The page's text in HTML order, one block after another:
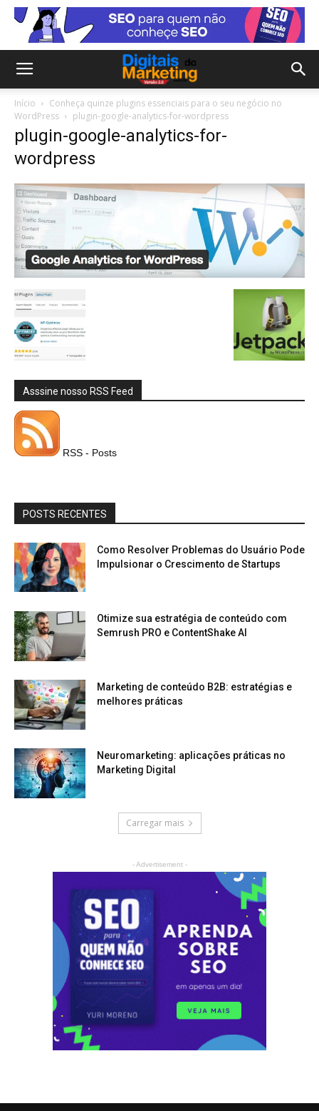
Início
Conheça quinze plugins essenciais para o seu negócio no
WordPress
plugin-google-analytics-for-wordpress
plugin-google-analytics-for-
wordpress
Asssine nosso RSS Feed
RSS - Posts
POSTS RECENTES
Como Resolver Problemas do Usuário Pode
Impulsionar o Crescimento de Startups
Otimize sua estratégia de conteúdo com
Semrush PRO e ContentShake AI
Marketing de conteúdo B2B: estratégias e
melhores práticas
Neuromarketing: aplicações práticas no
Marketing Digital
Carregar mais
- Advertisement -